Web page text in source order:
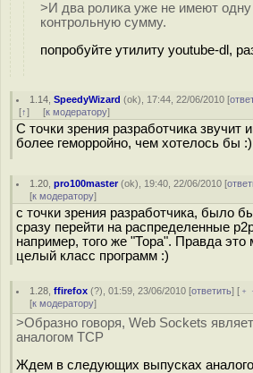
>И два ролика уже не имеют
контрольную сумму.
попробуйте утилиту youtube-dl,
1.14 ,SpeedyWizard (ok), 17:44, 22/06/2010 [
[↑] [к модератору]
С точки зрения разработчика звучит
более геморройно, чем хотелось бы :)
1.20 ,pro100master(ok), 19:40, 22/06/2010 [
[к модератору]
с точки зрения разработчика, было
сразу перейти на распределенные
например, того же "Тора". Правда это
целый класс программ :)
1.28 ,ffirefox (?), 01:59, 23/06/2010 [ответить] [
[к модератору]
>Образно говоря, Web Sockets
аналогом TCP
Ждем в следующих выпусках